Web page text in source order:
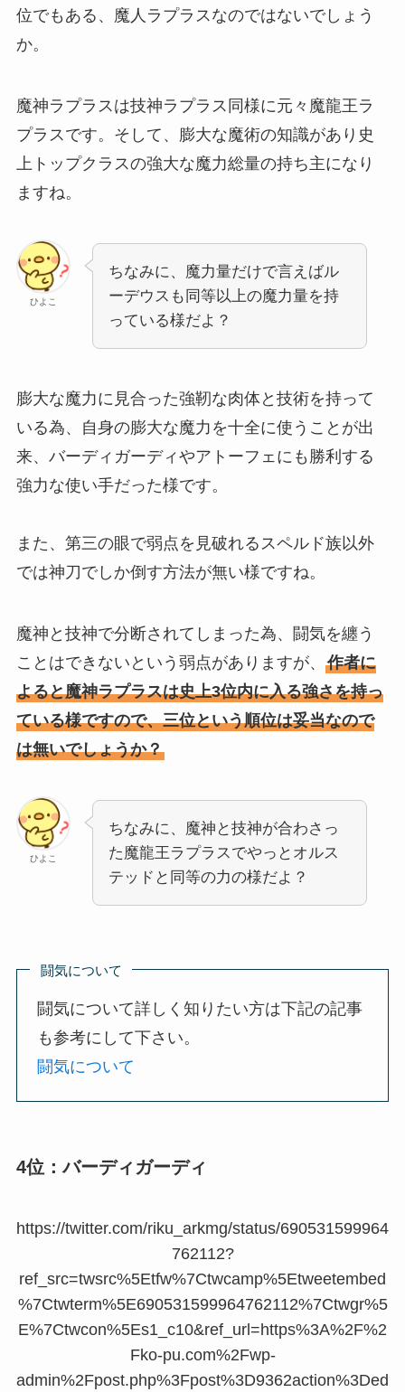
位でもある、魔人ラプラスなのではないでしょう
か。
魔神ラプラスは技神ラプラス同様に元々魔龍王ラ
プラスです。そして、膨大な魔術の知識があり史
上トップクラスの強大な魔力総量の持ち主になり
ますね。
ひよこ
ちなみに、魔力量だけで言えばル
ーデウスも同等以上の魔力量を持
っている様だよ？
膨大な魔力に見合った強靭な肉体と技術を持って
いる為、自身の膨大な魔力を十全に使うことが出
来、バーディガーディやアトーフェにも勝利する
強力な使い手だった様です。
また、第三の眼で弱点を見破れるスペルド族以外
では神刀でしか倒す方法が無い様ですね。
魔神と技神で分断されてしまった為、闘気を纏う
ことはできないという弱点がありますが、 作者に
よると魔神ラプラスは史上3位内に入る強さを持っ
ている様ですので、三位という順位は妥当なので
は無いでしょうか？
ひよこ
ちなみに、魔神と技神が合わさっ
た魔龍王ラプラスでやっとオルス
テッドと同等の力の様だよ？
闘気について
闘気について詳しく知りたい方は下記の記事
も参考にして下さい。
闘気について
4位：バーディガーディ
https://twitter.com/riku_arkmg/status/690531599964
762112?
ref_src=twsrc%5Etfw%7Ctwcamp%5Etweetembed
%7Ctwterm%5E690531599964762112%7Ctwgr%5
E%7Ctwcon%5Es1_c10&ref_url=https%3A%2F%2
Fko-pu.com%2Fwp-
admin%2Fpost.php%3Fpost%3D9362action%3Ded